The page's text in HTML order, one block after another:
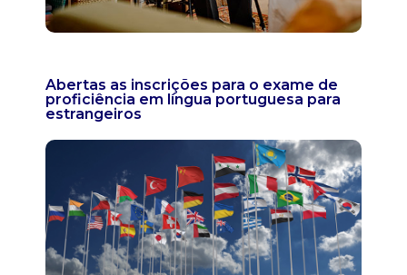
Abertas as inscrições para o exame de
proficiência em língua portuguesa para
estrangeiros